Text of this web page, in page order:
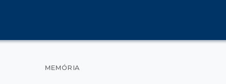
Categorias
MEMÓRIA